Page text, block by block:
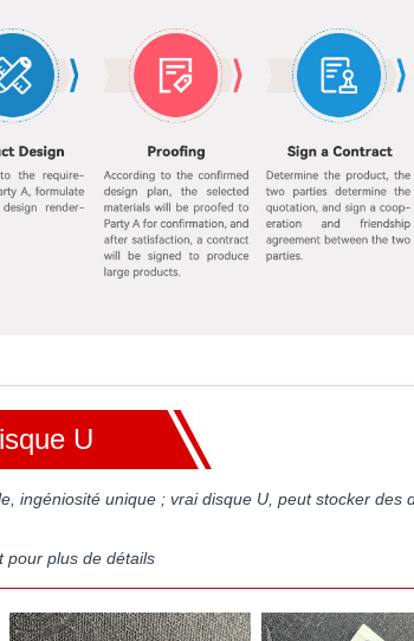
U
ingéniosité unique ; vrai disque U, peut stocker des
pour plus de détails